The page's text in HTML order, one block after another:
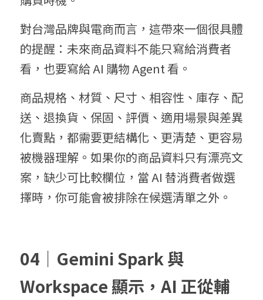
對台灣品牌與電商而言，這帶來一個很具體
的提醒：未來商品資料不能只寫給消費者
看，也要寫給 AI 購物 Agent 看。
商品規格、材質、尺寸、相容性、庫存、配
送、退換貨、保固、評價、適用場景與差異
化賣點，都需要更結構化、更清楚、更容易
被機器理解。如果你的商品資料只有漂亮文
案，缺少可比較欄位，當 AI 替消費者做選
擇時，你可能會被排除在候選清單之外。
04｜Gemini Spark 與
Workspace 顯示，AI 正從輔